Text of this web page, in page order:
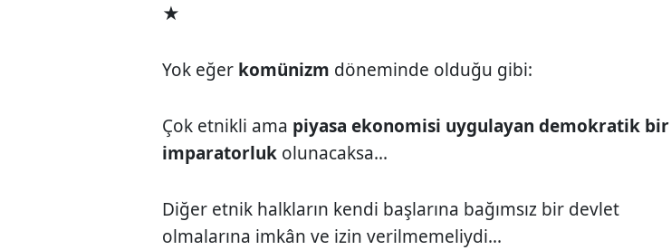
★
Yok eğer komünizm döneminde olduğu gibi:
Çok etnikli ama piyasa ekonomisi uygulayan demokratik bir
imparatorluk olunacaksa...
Diğer etnik halkların kendi başlarına bağımsız bir devlet
olmalarına imkân ve izin verilmemeliydi...